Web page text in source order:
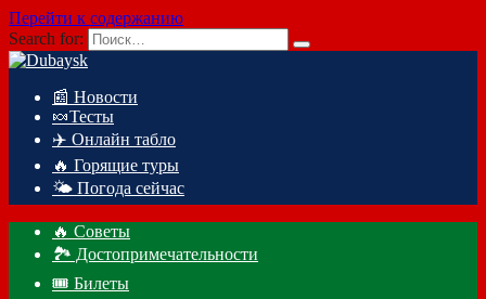
Перейти к содержанию
Search for:
📰 Новости
🍬Тесты
✈️ Онлайн табло
🔥 Горящие туры
🌤️ Погода сейчас
🔥 Советы
🏞️ Достопримечательности
🎟️ Билеты